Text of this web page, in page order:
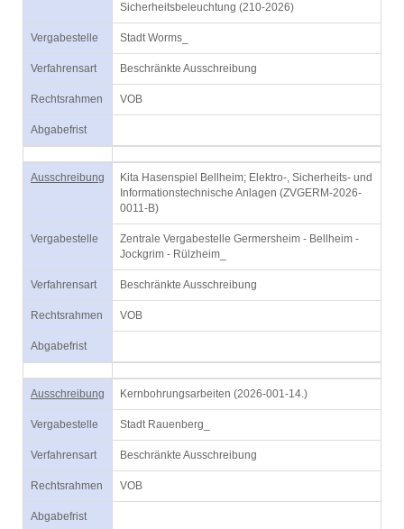
Sicherheitsbeleuchtung (210-2026)
Vergabestelle Stadt Worms_
Verfahrensart Beschränkte Ausschreibung
Rechtsrahmen VOB
Abgabefrist
Ausschreibung
Kita Hasenspiel Bellheim; Elektro-, Sicherheits- und
Informationstechnische Anlagen (ZVGERM-2026-
0011-B)
Vergabestelle
Zentrale Vergabestelle Germersheim - Bellheim -
Jockgrim - Rülzheim_
Verfahrensart Beschränkte Ausschreibung
Rechtsrahmen VOB
Abgabefrist
Ausschreibung Kernbohrungsarbeiten (2026-001-14.)
Vergabestelle Stadt Rauenberg_
Verfahrensart Beschränkte Ausschreibung
Rechtsrahmen VOB
Abgabefrist